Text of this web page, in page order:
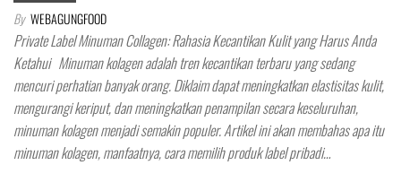
By WEBAGUNGFOOD
Private Label Minuman Collagen: Rahasia Kecantikan Kulit yang Harus Anda
Ketahui Minuman kolagen adalah tren kecantikan terbaru yang sedang
mencuri perhatian banyak orang. Diklaim dapat meningkatkan elastisitas kulit,
mengurangi keriput, dan meningkatkan penampilan secara keseluruhan,
minuman kolagen menjadi semakin populer. Artikel ini akan membahas apa itu
minuman kolagen, manfaatnya, cara memilih produk label pribadi…